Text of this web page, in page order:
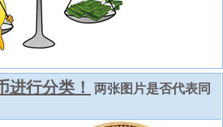
进行分类！
两张图片是否代表同